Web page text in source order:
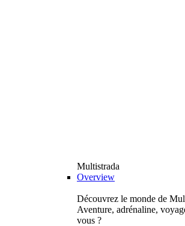
Multistrada
Overview
Découvrez le monde de
Aventure, adrénaline,
vous ?